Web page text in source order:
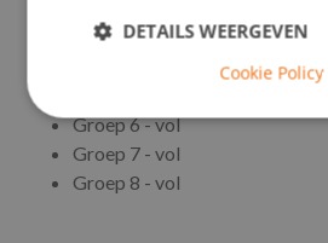
Groep 3 - vol
Groep 6 - vol
Groep 7 - vol
Groep 8 - vol
DETAILS WEERGEVEN
Cookie Policy